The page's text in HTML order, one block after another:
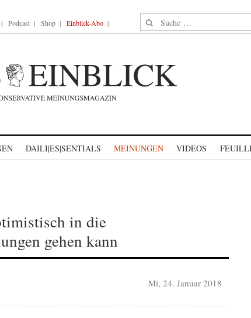
Podcast Shop Einblick-Abo Suche nach:
DAILI|ES|SENTIALS MEINUNGEN VIDEOS
in die
gehen kann
Mi, 24. Januar 2018